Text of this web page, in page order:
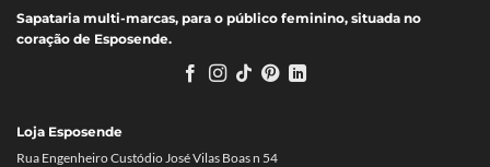
Sapataria multi-marcas, para o público feminino, situada no
coração de Esposende.
Loja Esposende
Rua Engenheiro Custódio José Vilas Boas n 54